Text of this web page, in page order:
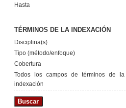
Hasta
TÉRMINOS DE LA INDEXACIÓN
Disciplina(s)
Tipo (método/enfoque)
Cobertura
Todos los campos de términos de la
indexación